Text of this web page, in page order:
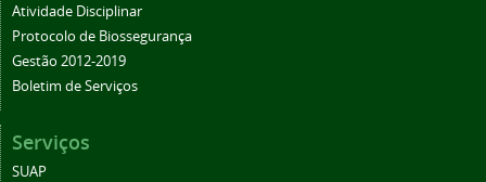
Atividade Disciplinar
Protocolo de Biossegurança
Gestão 2012-2019
Boletim de Serviços
Serviços
SUAP